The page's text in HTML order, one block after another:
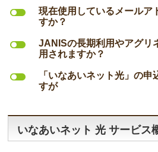
l
現在使用しているメールア
すか？
l
JANISの長期利用やアグリ
用されますか？
l
「いなあいネット光」の
すが
いなあいネット 光 サービス